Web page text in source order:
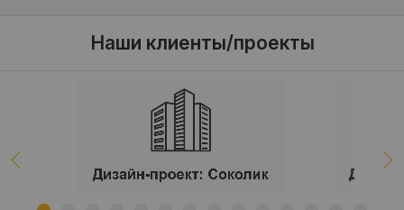
Наши клиенты/проекты